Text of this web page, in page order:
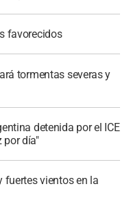
favorecidos
tormentas severas y
detenida por el ICE
por día"
fuertes vientos en la